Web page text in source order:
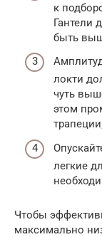
к
Гантели
быть
локти
чуть
этом
легкие
Чтобы
максимально